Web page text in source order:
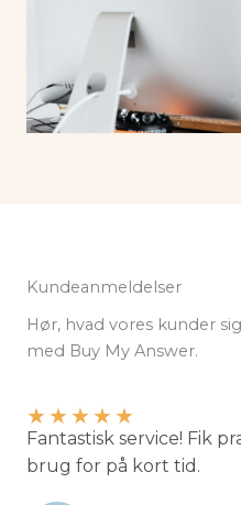
Kundeanmeldelser
Hør, hvad vores kunder
med Buy My Answer.
★★★★★
Fantastisk service! Fik
brug for på kort tid.